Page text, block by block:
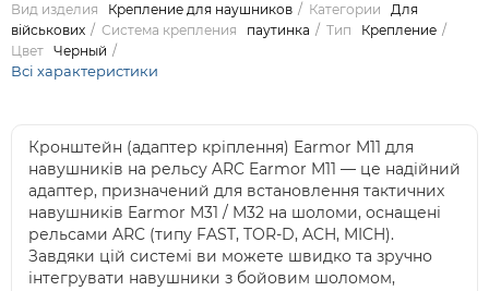
Вид изделия Крепление для наушников Категории
Для
військових
Система крепления паутинка Тип
Крепление
Цвет Черный
Всі характеристики
Кронштейн (адаптер кріплення) Earmor M11 для
навушників на рельсу ARC Earmor M11 — це надійний
адаптер, призначений для встановлення тактичних
навушників Earmor M31 / M32 на шоломи, оснащені
рельсами ARC (типу FAST, TOR-D, ACH, MICH).
Завдяки цій системі ви можете швидко та зручно
інтегрувати навушники з бойовим шоломом,